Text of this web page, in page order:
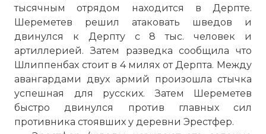
тысячным отрядом находится в Дерпте.
Шереметев решил атаковать шведов и
двинулся к Дерпту с 8 тыс. человек и
артиллерией. Затем разведка сообщила что
Шлиппенбах стоит в 4 милях от Дерпта. Между
авангардами двух армий произошла стычка
успешная для русских. Затем Шереметев
быстро двинулся против главных сил
противника стоявших у деревни Эрестфер.